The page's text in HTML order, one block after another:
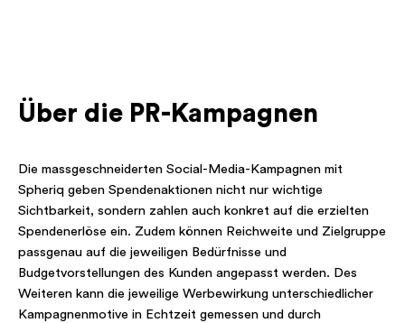
Über die PR-Kampagnen
Die massgeschneiderten Social-Media-Kampagnen mit
Spheriq geben Spendenaktionen nicht nur wichtige
Sichtbarkeit, sondern zahlen auch konkret auf die erzielten
Spendenerlöse ein. Zudem können Reichweite und Zielgruppe
passgenau auf die jeweiligen Bedürfnisse und
Budgetvorstellungen des Kunden angepasst werden. Des
Weiteren kann die jeweilige Werbewirkung unterschiedlicher
Kampagnenmotive in Echtzeit gemessen und durch